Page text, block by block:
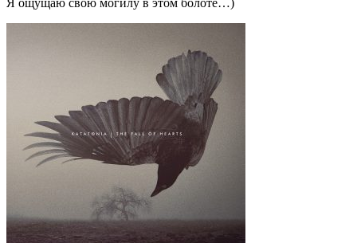
Я ощущаю свою могилу в этом болоте…)